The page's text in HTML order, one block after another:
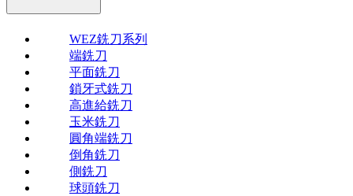
WEZ銑刀系列
端銑刀
平面銑刀
鎖牙式銑刀
高進給銑刀
玉米銑刀
圓角端銑刀
倒角銑刀
側銑刀
球頭銑刀